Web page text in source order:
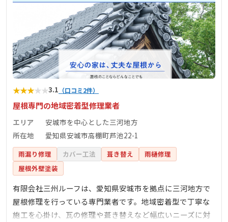
★★★★★3.1 （口コミ2件）
屋根専門の地域密着型修理業者
エリア
安城市を中心とした三河地方
所在地
愛知県安城市高棚町芦池22-1
雨漏り修理 カバー工法 葺き替え
雨樋修理
屋根外壁塗装
有限会社三州ルーフは、愛知県安城市を拠点に三河地方で
屋根修理を行っている専門業者です。地域密着型で丁寧な
施工を心掛け、瓦の修理や葺き替えなど幅広いニーズに対